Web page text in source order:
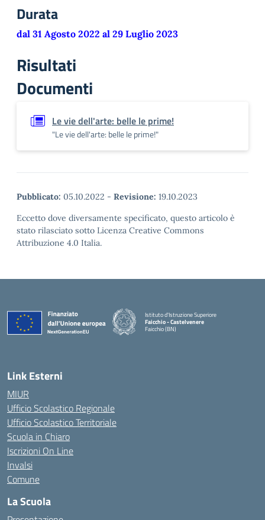
Durata
dal 31 Agosto 2022 al 29 Luglio 2023
Risultati
Documenti
Le vie dell'arte: belle le prime!
"Le vie dell'arte: belle le prime!"
Pubblicato: 05.10.2022 - Revisione: 19.10.2023
Eccetto dove diversamente specificato, questo articolo è
stato rilasciato sotto Licenza Creative Commons
Attribuzione 4.0 Italia.
Istituto d'Istruzione Superiore
Faicchio - Castelvenere
Faicchio (BN)
Link Esterni
MIUR
Ufficio Scolastico Regionale
Ufficio Scolastico Territoriale
Scuola in Chiaro
Iscrizioni On Line
Invalsi
Comune
La Scuola